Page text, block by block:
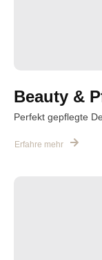
Beauty &
Perfekt gepflegte
Erfahre mehr